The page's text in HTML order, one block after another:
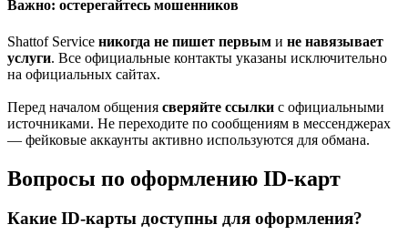
Важно: остерегайтесь мошенников
Shattof Service никогда не пишет первым и не навязывает
услуги. Все официальные контакты указаны исключительно
на официальных сайтах.
Перед началом общения сверяйте ссылки с официальными
источниками. Не переходите по сообщениям в мессенджерах
— фейковые аккаунты активно используются для обмана.
Вопросы по оформлению ID-карт
Какие ID-карты доступны для оформления?